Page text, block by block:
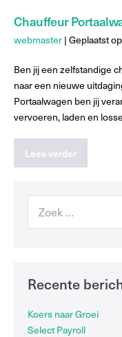
Chauffeur
webmaster | Geplaatst op
Ben jij een zelfstandige
naar een nieuwe
Portaalwagen ben jij
vervoeren, laden en
Lees verder
Recente
Koers naar Groei
Select Payroll